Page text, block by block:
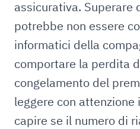
assicurativa. Superare
potrebbe non essere
informatici della
comportare la perdita
congelamento del
leggere con
capire se il numero di